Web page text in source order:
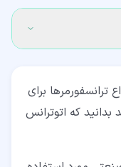
برای
که اتوترانس